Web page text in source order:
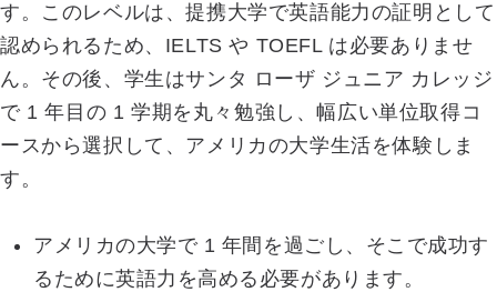
す。このレベルは、提携大学で英語能力の証明として
認められるため、IELTS や TOEFL は必要ありませ
ん。その後、学生はサンタ ローザ ジュニア カレッジ
で 1 年目の 1 学期を丸々勉強し、幅広い単位取得コ
ースから選択して、アメリカの大学生活を体験しま
す。
アメリカの大学で 1 年間を過ごし、そこで成功す
るために英語力を高める必要があります。